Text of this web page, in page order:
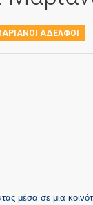
ΑΔΕΛΦΟΊ
μέσα σε μια